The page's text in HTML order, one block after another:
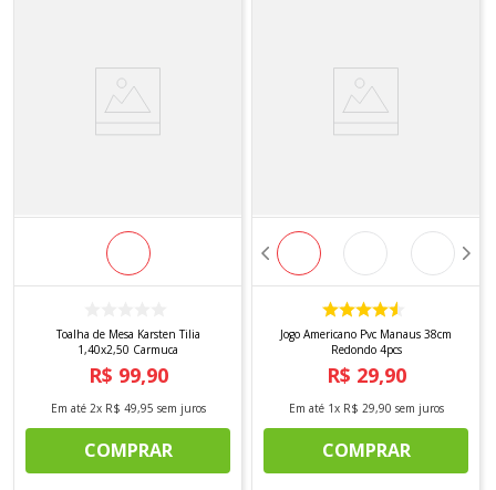
Toalha de Mesa Karsten Tilia
1,40x2,50 Carmuca
R$ 99,90
Em até 2x R$ 49,95 sem juros
COMPRAR
Jogo Americano Pvc Manaus 38cm
Redondo 4pcs
R$ 29,90
Em até 1x R$ 29,90 sem juros
COMPRAR